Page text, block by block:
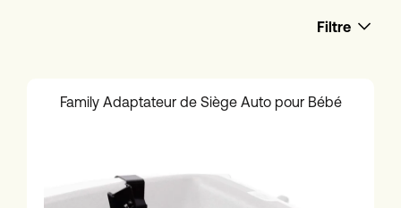
Filtre
Family Adaptateur de Siège Auto pour Bébé